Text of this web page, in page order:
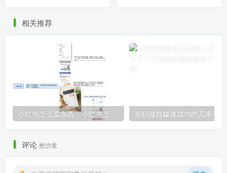
相关推荐
小红书怎么卖东西，小红书怎么卖东西怎么开店？
评论 抢沙发